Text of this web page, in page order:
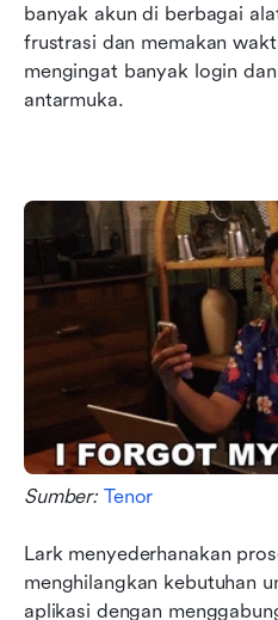
banyak akun di berbagai
frustrasi dan memakan
mengingat banyak login
antarmuka.
Sumber: Tenor
Lark menyederhanakan
menghilangkan kebutuhan
aplikasi dengan